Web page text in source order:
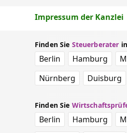
Impressum der Kanzlei
Finden Sie Steuerberater
Berlin Hamburg
Nürnberg
Duisburg
Finden Sie
Berlin Hamburg